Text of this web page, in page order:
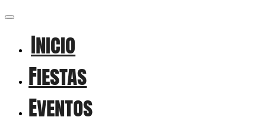
Inicio
Fiestas
Eventos